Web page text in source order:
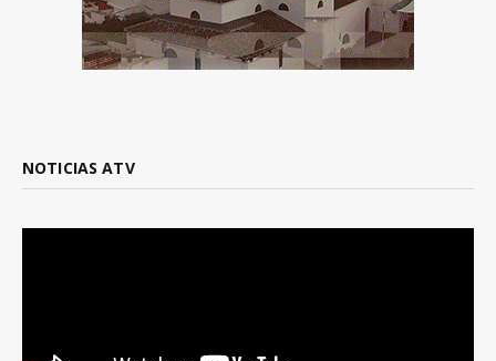
NOTICIAS ATV